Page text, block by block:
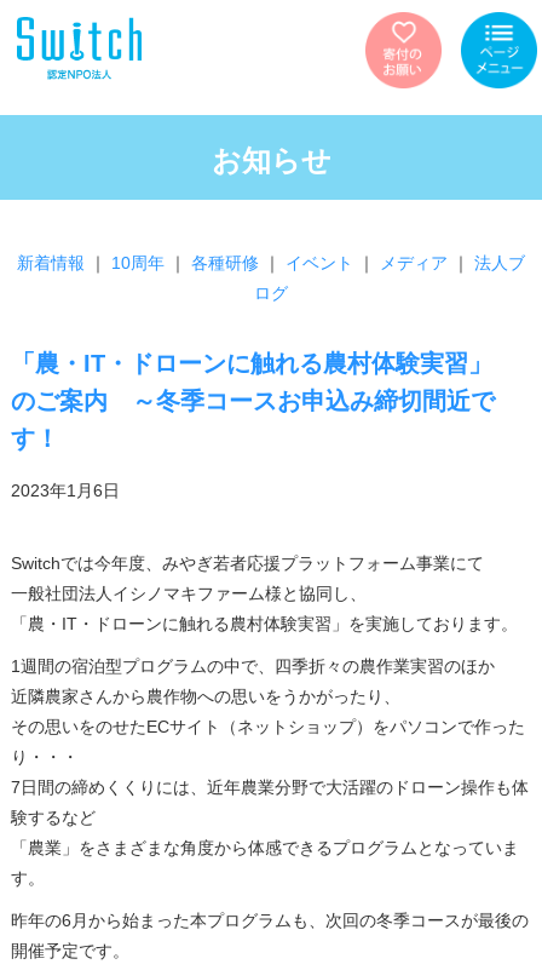
お知らせ
新着情報 ｜ 10周年｜ 各種研修｜ イベント ｜ メディア ｜ 法人ブ
ログ
「農・IT・ドローンに触れる農村体験実習」
のご案内 ～冬季コースお申込み締切間近で
す！
2023年1月6日
Switchでは今年度、みやぎ若者応援プラットフォーム事業にて
一般社団法人イシノマキファーム様と協同し、
「農・IT・ドローンに触れる農村体験実習」を実施しております。
1週間の宿泊型プログラムの中で、四季折々の農作業実習のほか
近隣農家さんから農作物への思いをうかがったり、
その思いをのせたECサイト（ネットショップ）をパソコンで作った
り・・・
7日間の締めくくりには、近年農業分野で大活躍のドローン操作も体
験するなど
「農業」をさまざまな角度から体感できるプログラムとなっていま
す。
昨年の6月から始まった本プログラムも、次回の冬季コースが最後の
開催予定です。